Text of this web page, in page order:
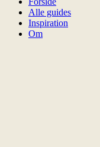
Alle guides
Inspiration
Om